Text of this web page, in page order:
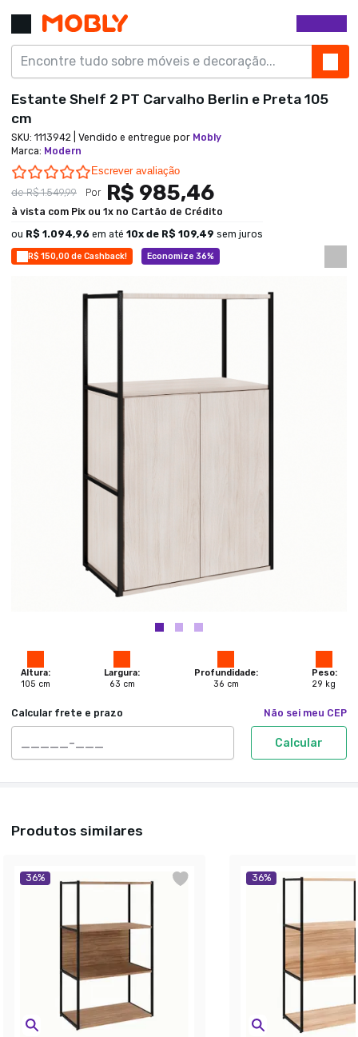
R$ 150,00 de Cashback! Economize 36%
Altura:
105 cm
Largura:
63 cm
Profundidade:
36 cm
Peso:
29 kg
Calcular frete e prazo Não sei meu CEP
Calcular
Estante Shelf 2 PT Carvalho Berlin e Preta 105
cm
SKU: 1113942 | Vendido e entregue por Mobly
Marca: Modern
0.0 star rating
Escrever avaliação
deR$ 1.549,99 Por R$ 985,46
à vista com Pix ou 1x no Cartão de Crédito
ou R$ 1.094,96 em até 10x de R$ 109,49 sem juros
Produtos similares
36% 36%